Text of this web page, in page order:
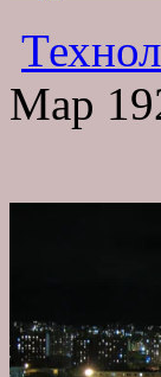
Мар 19